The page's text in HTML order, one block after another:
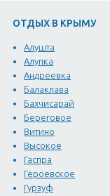
ОТДЫХ В КРЫМУ
Алушта
Алупка
Андреевка
Балаклава
Бахчисарай
Береговое
Витино
Высокое
Гаспра
Героевское
Гурзуф